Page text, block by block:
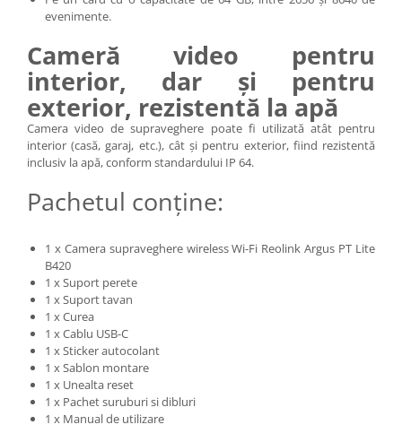
evenimente.
Cameră video pentru
interior, dar și pentru
exterior, rezistentă la apă
Camera video de supraveghere poate fi utilizată atât pentru
interior (casă, garaj, etc.), cât și pentru exterior, fiind rezistentă
inclusiv la apă, conform standardului IP 64.
Pachetul conține:
1 x Camera supraveghere wireless Wi-Fi Reolink Argus PT Lite
B420
1 x Suport perete
1 x Suport tavan
1 x Curea
1 x Cablu USB-C
1 x Sticker autocolant
1 x Sablon montare
1 x Unealta reset
1 x Pachet suruburi si dibluri
1 x Manual de utilizare